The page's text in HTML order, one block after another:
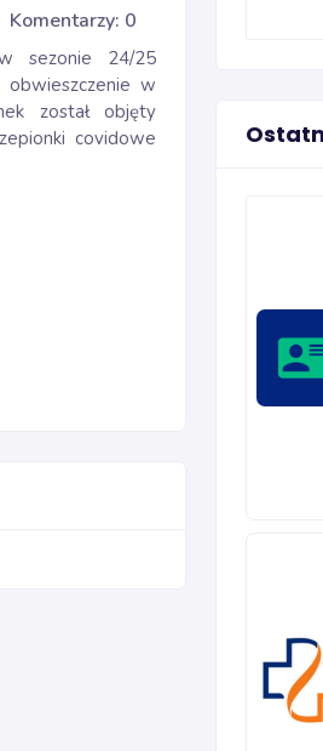
Komentarzy: 0
sezonie 24/25
w
został objęty
covidowe